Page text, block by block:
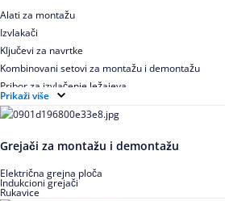
Alati za montažu
Izvlakači
Ključevi za navrtke
Kombinovani setovi za montažu i demontažu
Pribor za izvlačenje ležajeva
Prikaži više
Grejači za montažu i demontažu
Električna grejna ploča
Indukcioni grejači
Rukavice